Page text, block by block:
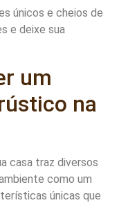
únicos e cheios de
e deixe sua
um
na
casa traz diversos
como um
únicas que